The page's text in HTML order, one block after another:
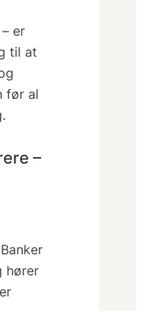
er
til at
før al
–
hører